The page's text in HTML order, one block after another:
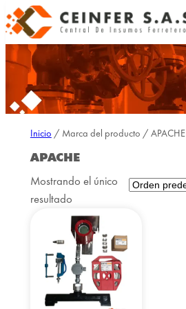
Inicio / Marca del producto / APACHE
APACHE
Mostrando el único
resultado